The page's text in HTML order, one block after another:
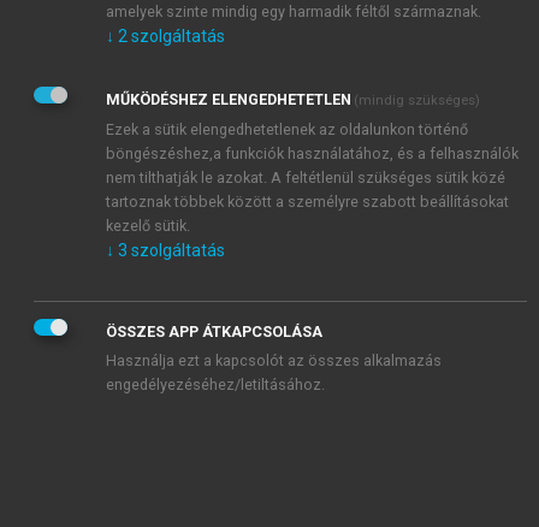
Kérek értesítést a MeRSZ újdonságairól, akcióiról.
Kérek értesítést az Akadémiai Kiadó Zrt. újdonságairól,
Adatkezelési tájékoztatóbanfoglaltakat tudomásul
veszem és elfogadom.
Általános vásárlási feltételeket, valamint a szotar.netés a
mersz.huoldalak licencszerződéseiben foglaltakat
tudomásul veszem és elfogadom.
KIPRÓBÁLOM
amelyek szinte mindig egy harmadik féltől származnak.
↓ 2 szolgáltatás
MŰKÖDÉSHEZ ELENGEDHETETLEN (mindig szükséges)
Ezek a sütik elengedhetetlenek az oldalunkon történő
böngészéshez,a funkciók használatához, és a felhasználók
nem tilthatják le azokat. A feltétlenül szükséges sütik közé
tartoznak többek között a személyre szabott beállításokat
kezelő sütik.
↓ 3 szolgáltatás
ÖSSZES APP ÁTKAPCSOLÁSA
Használja ezt a kapcsolót az összes alkalmazás
engedélyezéséhez/letiltásához.